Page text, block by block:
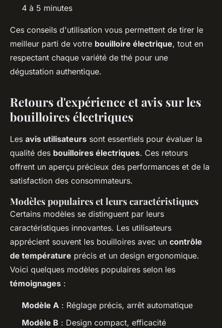
4 à 5 minutes
Ces conseils d'utilisation vous permettent de tirer le
meilleur parti de votre bouilloire électrique, tout en
respectant chaque variété de thé pour une
dégustation authentique.
Retours d'expérience et avis sur les
bouilloires électriques
Les avis utilisateurs sont essentiels pour évaluer la
qualité des bouilloires électriques. Ces retours
offrent un aperçu précieux des performances et de la
satisfaction des consommateurs.
Modèles populaires et leurs caractéristiques
Certains modèles se distinguent par leurs
caractéristiques innovantes. Les utilisateurs
apprécient souvent les bouilloires avec un contrôle
de température précis et un design ergonomique.
Voici quelques modèles populaires selon les
témoignages :
Modèle A : Réglage précis, arrêt automatique
Modèle B : Design compact, efficacité